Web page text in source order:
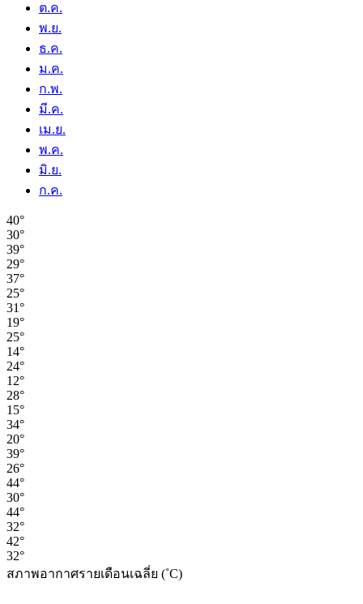
ต.ค.
พ.ย.
ธ.ค.
ม.ค.
ก.พ.
มี.ค.
เม.ย.
พ.ค.
มิ.ย.
ก.ค.
40°
30°
39°
29°
37°
25°
31°
19°
25°
14°
24°
12°
28°
15°
34°
20°
39°
26°
44°
30°
44°
32°
42°
32°
สภาพอากาศรายเดือนเฉลี่ย (˚C)